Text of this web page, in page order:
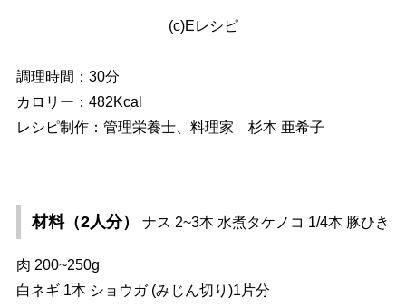
(c)Eレシピ
調理時間：30分
カロリー：482Kcal
レシピ制作：管理栄養士、料理家 杉本 亜希子
材料（2人分） ナス 2~3本 水煮タケノコ 1/4本 豚ひき
肉 200~250g
白ネギ 1本 ショウガ (みじん切り)1片分